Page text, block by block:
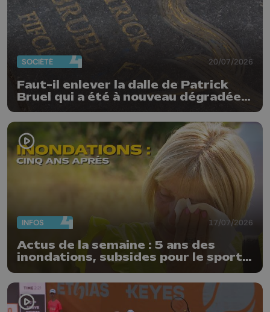
SOCIÉTÉ 20/07/2026
Faut-il enlever la dalle de Patrick
Bruel qui a été à nouveau dégradée ?
"Nos ouvriers sont en vacances"
INFOS 17/07/2026
Actus de la semaine : 5 ans des
inondations, subsides pour le sport